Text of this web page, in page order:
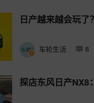
日产越来越会玩
车轮生活 8
探店东风日产NX8